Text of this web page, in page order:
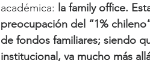
académica: la family office.
preocupación del “1%
de fondos familiares; siendo
institucional, va mucho más